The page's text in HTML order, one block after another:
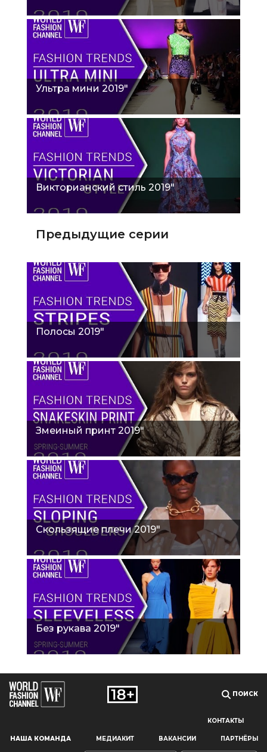
Наш сайт использует файлы cookie и похожие технологии,
Ультра мини 2019"
Викторианский стиль 2019"
Предыдущие серии
Полосы 2019"
Змеиный принт 2019"
Скользящие плечи 2019"
Без рукава 2019"
ПОИСК
КОНТАКТЫ
НАША КОМАНДА МЕДИАКИТ ВАКАНСИИ ПАРТНЁРЫ